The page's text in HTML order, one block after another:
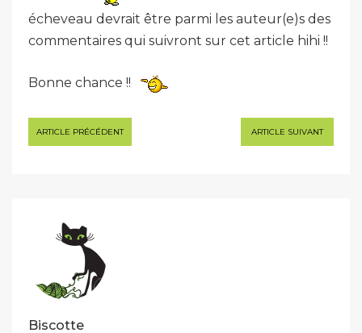
écheveau devrait être parmi les auteur(e)s des
commentaires qui suivront sur cet article hihi !!
Bonne chance !!
Navigation
de
ARTICLE PRÉCÉDENT ARTICLE SUIVANT
Biscotte